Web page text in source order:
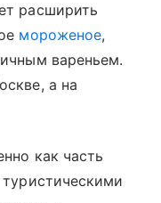
расширить
мороженое,
вареньем.
а на
как часть